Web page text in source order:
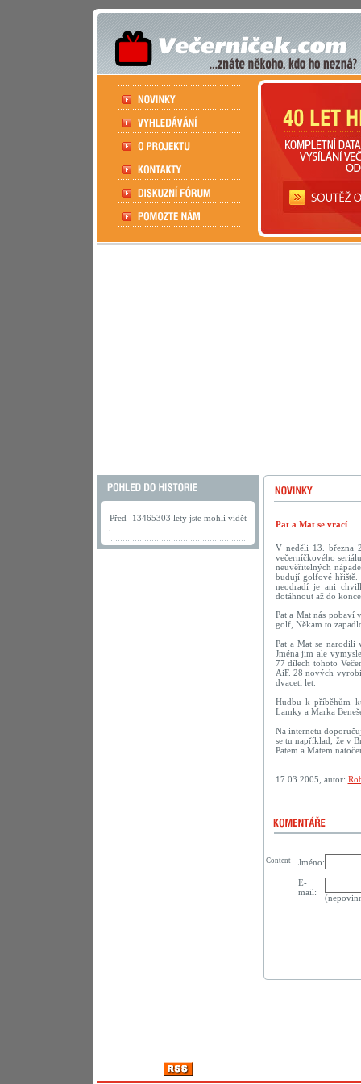
Před -13465303 lety jste mohli vidět
Pat a Mat se vrací
V neděli 13. března
večerníčkového
neuvěřitelných
budují golfové hřiště.
neodradí je ani
dotáhnout až do
Pat a Mat nás pobaví
golf, Někam to
Pat a Mat se narodili
Jména jim ale
77 dílech tohoto
AiF. 28 nových
dvaceti let.
Hudbu k příběhům
Lamky a Marka
Na internetu
se tu například, že v
Patem a Matem
17.03.2005, autor:
Jméno:
E-
mail:
Content